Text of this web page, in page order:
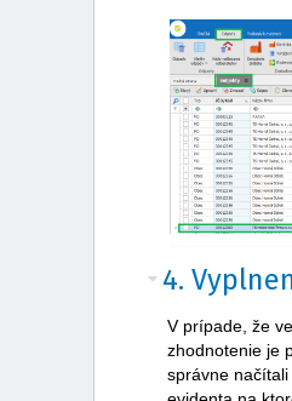
4.
V prípade, že
zhodnotenie je
správne